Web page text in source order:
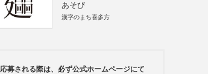
あそび
漢字のまち喜多方
応募される際は、必ず公式ホームページにて